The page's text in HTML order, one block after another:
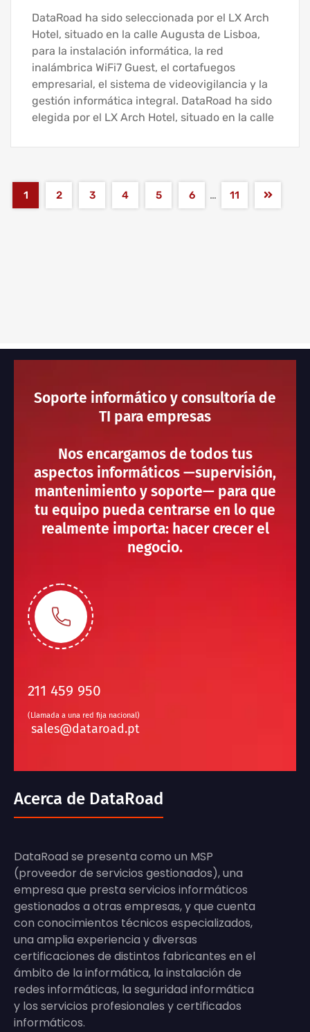
DataRoad ha sido seleccionada por el LX Arch
Hotel, situado en la calle Augusta de Lisboa,
para la instalación informática, la red
inalámbrica WiFi7 Guest, el cortafuegos
empresarial, el sistema de videovigilancia y la
gestión informática integral. DataRoad ha sido
elegida por el LX Arch Hotel, situado en la calle
1 2 3 4 5 6 … 11
Soporte informático y consultoría de
TI para empresas
Nos encargamos de todos tus
aspectos informáticos —supervisión,
mantenimiento y soporte— para que
tu equipo pueda centrarse en lo que
realmente importa: hacer crecer el
negocio.
211 459 950
(Llamada a una red fija nacional)
sales@dataroad.pt
Acerca de DataRoad
DataRoad se presenta como un MSP
(proveedor de servicios gestionados), una
empresa que presta servicios informáticos
gestionados a otras empresas, y que cuenta
con conocimientos técnicos especializados,
una amplia experiencia y diversas
certificaciones de distintos fabricantes en el
ámbito de la informática, la instalación de
redes informáticas, la seguridad informática
y los servicios profesionales y certificados
informáticos.